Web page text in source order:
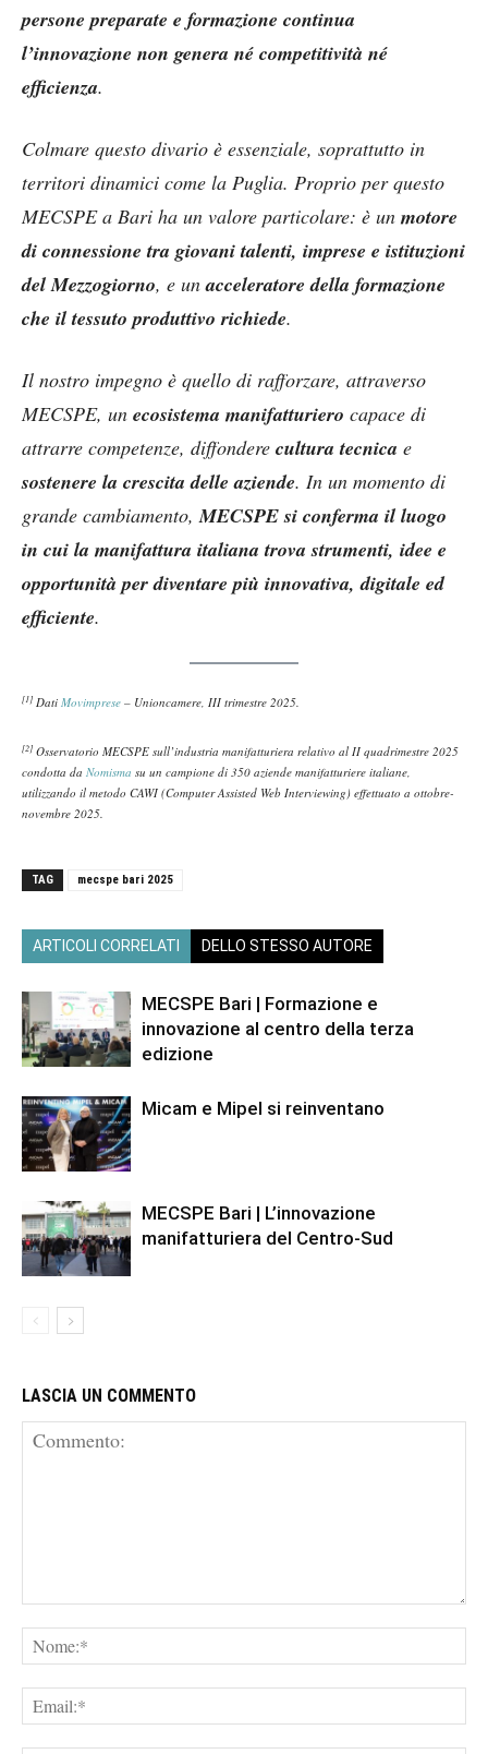
persone preparate e formazione continua
l’innovazione non genera né competitività né
efficienza.
Colmare questo divario è essenziale, soprattutto in
territori dinamici come la Puglia. Proprio per questo
MECSPE a Bari ha un valore particolare: è un motore
di connessione tra giovani talenti, imprese e istituzioni
del Mezzogiorno, e unacceleratore della formazione
che il tessuto produttivo richiede.
Il nostro impegno è quello di rafforzare, attraverso
MECSPE, un ecosistema manifatturiero capace di
attrarre competenze, diffondere cultura tecnica e
sostenere la crescita delle aziende. In un momento di
grande cambiamento,MECSPE si conferma il luogo
in cui la manifattura italiana trova strumenti, idee e
opportunità per diventare più innovativa, digitale ed
efficiente.
[1] Dati Movimprese – Unioncamere, III trimestre 2025.
[2] Osservatorio MECSPE sull’industria manifatturiera relativo al II quadrimestre 2025
condotta da Nomisma su un campione di 350 aziende manifatturiere italiane,
utilizzando il metodo CAWI (Computer Assisted Web Interviewing) effettuato a ottobre-
novembre 2025.
TAG mecspe bari 2025
ARTICOLI CORRELATI DELLO STESSO AUTORE
MECSPE Bari | Formazione e
innovazione al centro della terza
edizione
Micam e Mipel si reinventano
MECSPE Bari | L’innovazione
manifatturiera del Centro-Sud
LASCIA UN COMMENTO